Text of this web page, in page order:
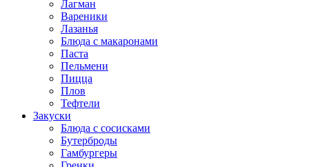
Лагман
Вареники
Лазанья
Блюда с макаронами
Паста
Пельмени
Пицца
Плов
Тефтели
Закуски
Блюда с сосисками
Бутерброды
Гамбургеры